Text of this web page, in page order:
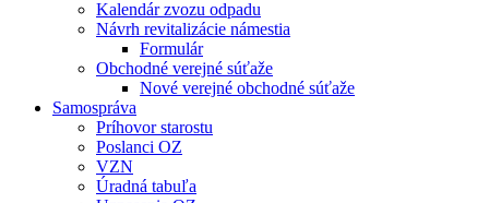
Kalendár zvozu odpadu
Návrh revitalizácie námestia
Formulár
Obchodné verejné súťaže
Nové verejné obchodné súťaže
Samospráva
Príhovor starostu
Poslanci OZ
VZN
Úradná tabuľa